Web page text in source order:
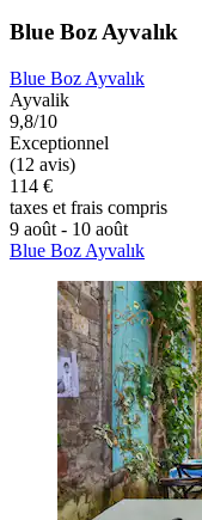
Blue Boz Ayvalık
Blue Boz Ayvalık
Ayvalik
9,8/10
Exceptionnel
(12 avis)
114 €
taxes et frais compris
9 août - 10 août
Blue Boz Ayvalık